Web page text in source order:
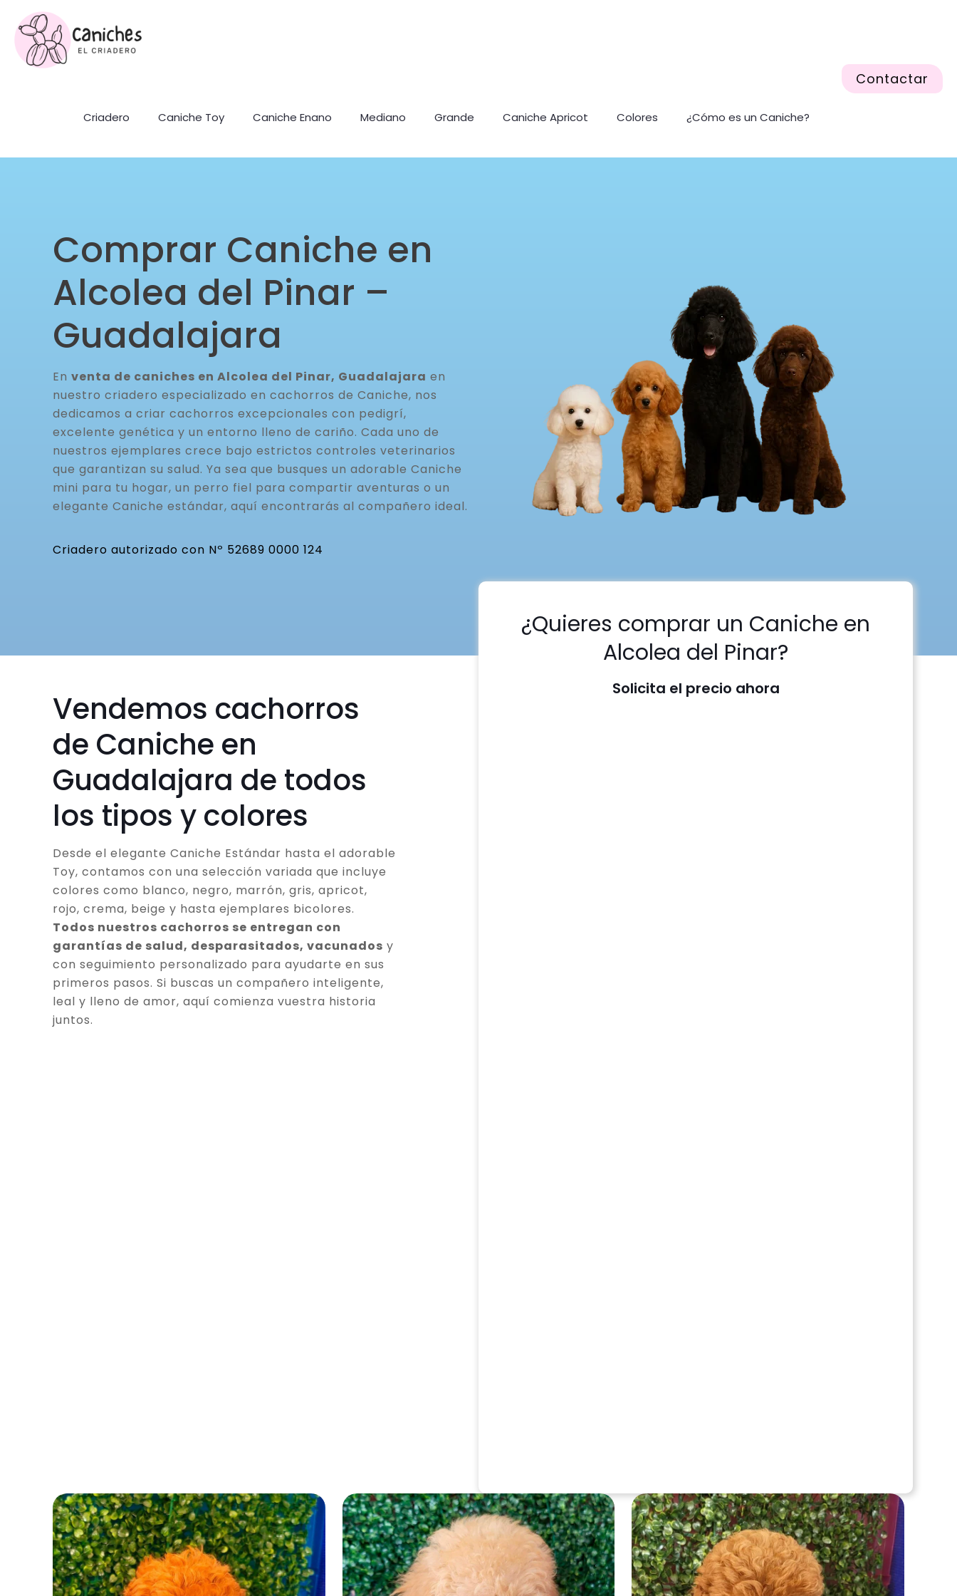
Criadero Caniche Toy Caniche Enano Mediano Grande Caniche Apricot Colores ¿Cómo es un Caniche?
Contactar
Comprar Caniche en
Alcolea del Pinar –
Guadalajara
En venta de caniches en Alcolea del Pinar, Guadalajara en
nuestro criadero especializado en cachorros de Caniche, nos
dedicamos a criar cachorros excepcionales con pedigrí,
excelente genética y un entorno lleno de cariño. Cada uno de
nuestros ejemplares crece bajo estrictos controles veterinarios
que garantizan su salud. Ya sea que busques un adorable Caniche
mini para tu hogar, un perro fiel para compartir aventuras o un
elegante Caniche estándar, aquí encontrarás al compañero ideal.
Criadero autorizado con Nº 52689 0000 124
Vendemos cachorros
de Caniche en
Guadalajara de todos
los tipos y colores
Desde el elegante Caniche Estándar hasta el adorable
Toy, contamos con una selección variada que incluye
colores como blanco, negro, marrón, gris, apricot,
rojo, crema, beige y hasta ejemplares bicolores.
Todos nuestros cachorros se entregan con
garantías de salud, desparasitados, vacunados y
con seguimiento personalizado para ayudarte en sus
primeros pasos. Si buscas un compañero inteligente,
leal y lleno de amor, aquí comienza vuestra historia
juntos.
¿Quieres comprar un Caniche en
Alcolea del Pinar?
Solicita el precio ahora